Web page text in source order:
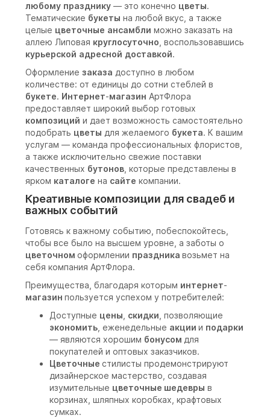
любому празднику — это конечно цветы.
Тематические букеты на любой вкус, а также
целые цветочные ансамбли можно заказать на
аллею Липовая круглосуточно, воспользовавшись
курьерской адресной доставкой.
Оформление заказа доступно в любом
количестве: от единицы до сотни стеблей в
букете. Интернет-магазин АртФлора
предоставляет широкий выбор готовых
композиций и дает возможность самостоятельно
подобрать цветы для желаемого букета. К вашим
услугам — команда профессиональных флористов,
а также исключительно свежие поставки
качественных бутонов, которые представлены в
ярком каталоге на сайте компании.
Креативные композиции для свадеб и
важных событий
Готовясь к важному событию, побеспокойтесь,
чтобы все было на высшем уровне, а заботы о
цветочном оформлении праздника возьмет на
себя компания АртФлора.
Преимущества, благодаря которым интернет-
магазин пользуется успехом у потребителей:
Доступные цены, скидки, позволяющие
экономить, еженедельные акции и подарки
— являются хорошим бонусом для
покупателей и оптовых заказчиков.
Цветочные стилисты продемонстрируют
дизайнерское мастерство, создавая
изумительные цветочные шедевры в
корзинах, шляпных коробках, крафтовых
сумках.